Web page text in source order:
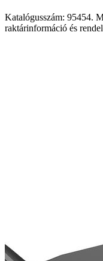
Katalógusszám: 95454.
raktárinformáció és